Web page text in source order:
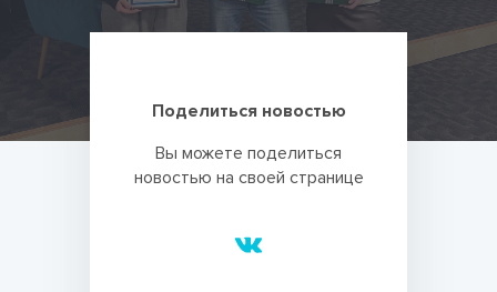
Поделиться новостью
Вы можете поделиться
новостью на своей странице